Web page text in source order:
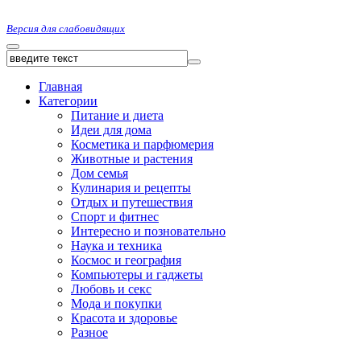
Версия для слабовидящих
Главная
Категории
Питание и диета
Идеи для дома
Косметика и парфюмерия
Животные и растения
Дом семья
Кулинария и рецепты
Отдых и путешествия
Спорт и фитнес
Интересно и позновательно
Наука и техника
Космос и география
Компьютеры и гаджеты
Любовь и секс
Мода и покупки
Красота и здоровье
Разное